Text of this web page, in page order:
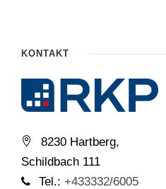
KONTAKT
8230 Hartberg,
Schildbach 111
Tel.: +433332/6005